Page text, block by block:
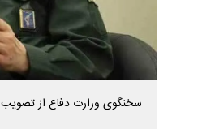
سخنگوی وزارت دفاع از تصویب ۴۰ حکم مهم در قانون ساماندهی پهپاد‌ها خبر داد.